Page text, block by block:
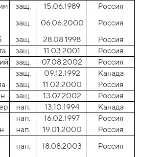
защ. 15.06.1989
Россия
защ. 06.06.2000
Россия
защ. 28.08.1998
Россия
защ. 11.03.2001
Россия
защ. 07.08.2002
Россия
защ. 09.12.1992
Канада
защ. 11.02.2000
Россия
защ. 13.07.2002
Россия
нап. 13.10.1994
Канада
нап. 16.02.1997
Россия
нап. 19.01.2000
Россия
нап. 18.08.2003
Россия